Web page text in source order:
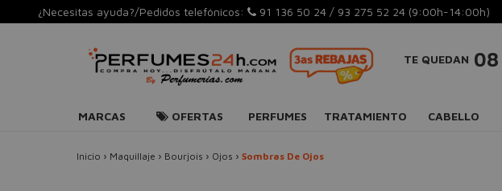
¿Necesitas ayuda?/Pedidos telefónicos: 91 136 50 24 / 93 275 52 24 (9:00h-14:00h)
TE QUEDAN 08
MARCAS OFERTAS PERFUMES TRATAMIENTO CABELLO
Inicio › Maquillaje › Bourjois › Ojos › Sombras De Ojos